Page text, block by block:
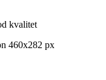
kvalitet
460x282 px